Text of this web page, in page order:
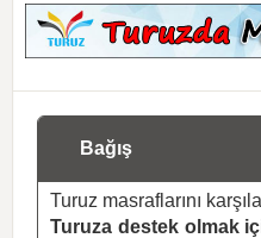
Bağış
Turuz masraflarını
Turuza destek olmak